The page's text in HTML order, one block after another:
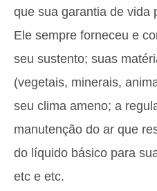
que sua garantia de vida
Ele sempre forneceu e
seu sustento; suas
(vegetais, minerais,
seu clima ameno; a
manutenção do ar que
do líquido básico para
etc e etc.